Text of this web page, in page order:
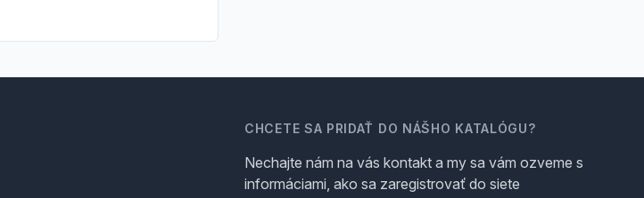
CHCETE SA PRIDAŤ DO NÁŠHO KATALÓGU?
Nechajte nám na vás kontakt a my sa vám ozveme s
informáciami, ako sa zaregistrovať do siete